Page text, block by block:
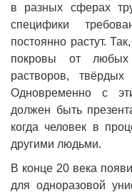
в разных сферах
специфики
постоянно растут.
покровы от любых
растворов,
Одновременно с
должен быть
когда человек в
другими людьми.
В конце 20 века
для одноразовой